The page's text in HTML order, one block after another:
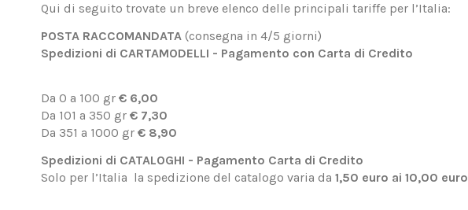
Qui di seguito trovate un breve elenco delle principali tariffe per l’Italia:
POSTA RACCOMANDATA (consegna in 4/5 giorni)
Spedizioni di CARTAMODELLI - Pagamento con Carta di Credito
Da 0 a 100 gr € 6,00
Da 101 a 350 gr € 7,30
Da 351 a 1000 gr € 8,90
Spedizioni di CATALOGHI - Pagamento Carta di Credito
Solo per l’Italia la spedizione del catalogo varia da 1,50 euro ai 10,00 euro